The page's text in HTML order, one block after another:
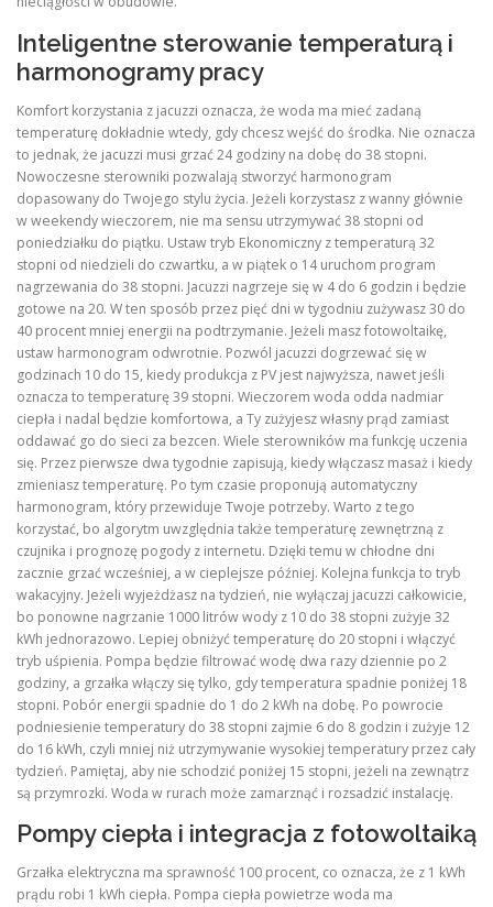
Inteligentne sterowanie temperaturą i
harmonogramy pracy
Komfort korzystania z jacuzzi oznacza, że woda ma mieć zadaną
temperaturę dokładnie wtedy, gdy chcesz wejść do środka. Nie oznacza
to jednak, że jacuzzi musi grzać 24 godziny na dobę do 38 stopni.
Nowoczesne sterowniki pozwalają stworzyć harmonogram
dopasowany do Twojego stylu życia. Jeżeli korzystasz z wanny głównie
w weekendy wieczorem, nie ma sensu utrzymywać 38 stopni od
poniedziałku do piątku. Ustaw tryb Ekonomiczny z temperaturą 32
stopni od niedzieli do czwartku, a w piątek o 14 uruchom program
nagrzewania do 38 stopni. Jacuzzi nagrzeje się w 4 do 6 godzin i będzie
gotowe na 20. W ten sposób przez pięć dni w tygodniu zużywasz 30 do
40 procent mniej energii na podtrzymanie. Jeżeli masz fotowoltaikę,
ustaw harmonogram odwrotnie. Pozwól jacuzzi dogrzewać się w
godzinach 10 do 15, kiedy produkcja z PV jest najwyższa, nawet jeśli
oznacza to temperaturę 39 stopni. Wieczorem woda odda nadmiar
ciepła i nadal będzie komfortowa, a Ty zużyjesz własny prąd zamiast
oddawać go do sieci za bezcen. Wiele sterowników ma funkcję uczenia
się. Przez pierwsze dwa tygodnie zapisują, kiedy włączasz masaż i kiedy
zmieniasz temperaturę. Po tym czasie proponują automatyczny
harmonogram, który przewiduje Twoje potrzeby. Warto z tego
korzystać, bo algorytm uwzględnia także temperaturę zewnętrzną z
czujnika i prognozę pogody z internetu. Dzięki temu w chłodne dni
zacznie grzać wcześniej, a w cieplejsze później. Kolejna funkcja to tryb
wakacyjny. Jeżeli wyjeżdżasz na tydzień, nie wyłączaj jacuzzi całkowicie,
bo ponowne nagrzanie 1000 litrów wody z 10 do 38 stopni zużyje 32
kWh jednorazowo. Lepiej obniżyć temperaturę do 20 stopni i włączyć
tryb uśpienia. Pompa będzie filtrować wodę dwa razy dziennie po 2
godziny, a grzałka włączy się tylko, gdy temperatura spadnie poniżej 18
stopni. Pobór energii spadnie do 1 do 2 kWh na dobę. Po powrocie
podniesienie temperatury do 38 stopni zajmie 6 do 8 godzin i zużyje 12
do 16 kWh, czyli mniej niż utrzymywanie wysokiej temperatury przez cały
tydzień. Pamiętaj, aby nie schodzić poniżej 15 stopni, jeżeli na zewnątrz
są przymrozki. Woda w rurach może zamarznąć i rozsadzić instalację.
Pompy ciepła i integracja z fotowoltaiką
Grzałka elektryczna ma sprawność 100 procent, co oznacza, że z 1 kWh
prądu robi 1 kWh ciepła. Pompa ciepła powietrze woda ma